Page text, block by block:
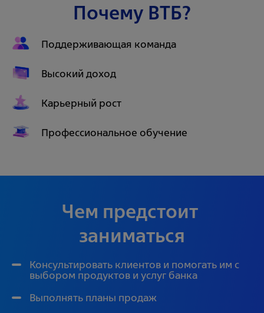
Почему ВТБ?
Поддерживающая команда
Высокий доход
Карьерный рост
Профессиональное обучение
Чем предстоит
заниматься
Консультировать клиентов и помогать им с
выбором продуктов и услуг банка
Выполнять планы продаж